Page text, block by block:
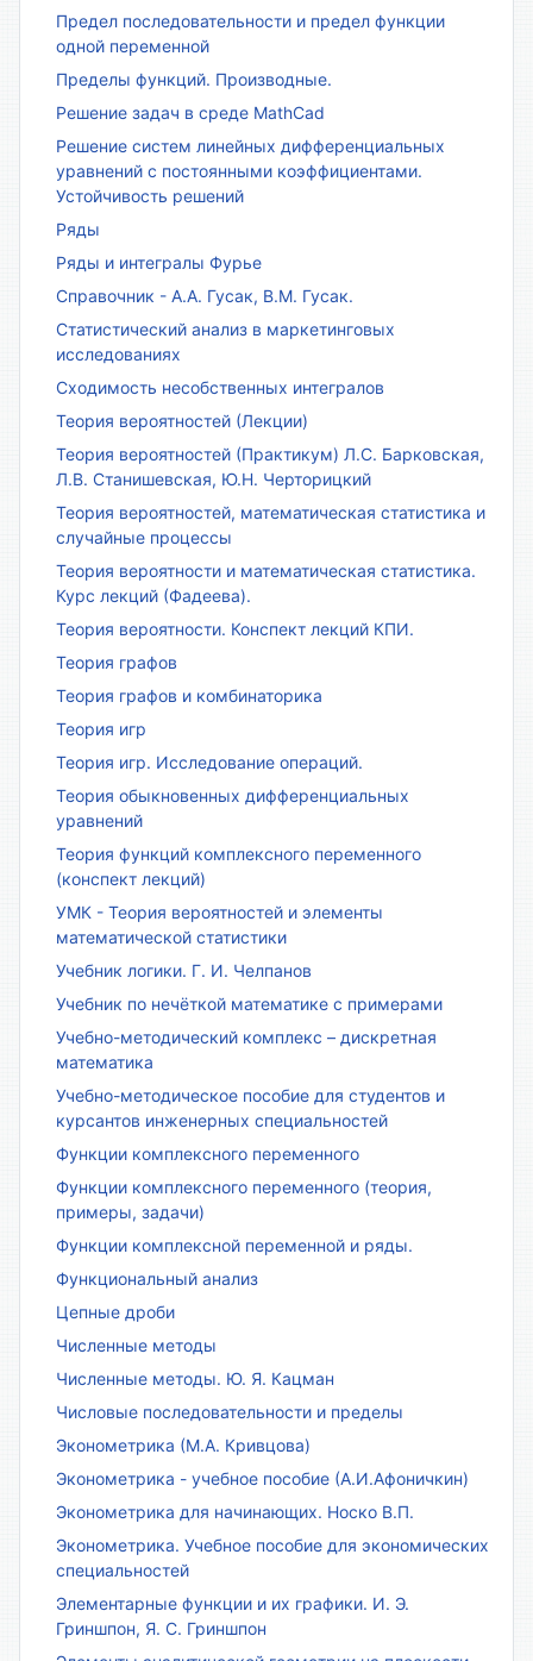
Предел последовательности и предел функции
одной переменной
Пределы функций. Производные.
Решение задач в среде MathCad
Решение систем линейных дифференциальных
уравнений с постоянными коэффициентами.
Устойчивость решений
Ряды
Ряды и интегралы Фурье
Справочник - А.А. Гусак, В.М. Гусак.
Статистический анализ в маркетинговых
исследованиях
Сходимость несобственных интегралов
Теория вероятностей (Лекции)
Теория вероятностей (Практикум) Л.С. Барковская,
Л.В. Станишевская, Ю.Н. Черторицкий
Теория вероятностей, математическая статистика и
случайные процессы
Теория вероятности и математическая статистика.
Курс лекций (Фадеева).
Теория вероятности. Конспект лекций КПИ.
Теория графов
Теория графов и комбинаторика
Теория игр
Теория игр. Исследование операций.
Теория обыкновенных дифференциальных
уравнений
Теория функций комплексного переменного
(конспект лекций)
УМК - Теория вероятностей и элементы
математической статистики
Учебник логики. Г. И. Челпанов
Учебник по нечёткой математике с примерами
Учебно-методический комплекс – дискретная
математика
Учебно-методическое пособие для студентов и
курсантов инженерных специальностей
Функции комплексного переменного
Функции комплексного переменного (теория,
примеры, задачи)
Функции комплексной переменной и ряды.
Функциональный анализ
Цепные дроби
Численные методы
Численные методы. Ю. Я. Кацман
Числовые последовательности и пределы
Эконометрика (М.А. Кривцова)
Эконометрика - учебное пособие (А.И.Афоничкин)
Эконометрика для начинающих. Носко В.П.
Эконометрика. Учебное пособие для экономических
специальностей
Элементарные функции и их графики. И. Э.
Гриншпон, Я. С. Гриншпон